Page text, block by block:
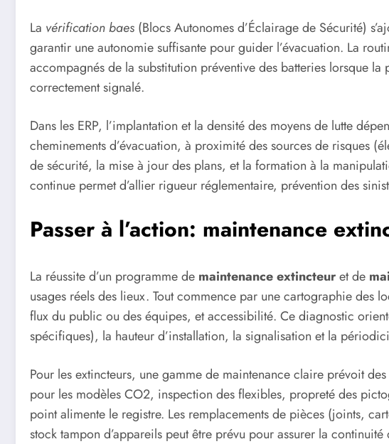
La vérification baes (Blocs Autonomes d’Éclairage de Sécurité)
garantir une autonomie suffisante pour guider l’évacuation. La
accompagnés de la substitution préventive des batteries lorsque
correctement signalé.
Dans les ERP, l’implantation et la densité des moyens de lutte
cheminements d’évacuation, à proximité des sources de risques
de sécurité, la mise à jour des plans, et la formation à la
continue permet d’allier rigueur réglementaire, prévention des
Passer à l’action: maintenance
La réussite d’un programme de maintenance extincteuret de
usages réels des lieux. Tout commence par une cartographie des
flux du public ou des équipes, et accessibilité. Ce diagnostic
spécifiques), la hauteur d’installation, la signalisation et la
Pour les extincteurs, une gamme de maintenance claire prévoit
pour les modèles CO2, inspection des flexibles, propreté des
point alimente le registre. Les remplacements de pièces (joints,
stock tampon d’appareils peut être prévu pour assurer la